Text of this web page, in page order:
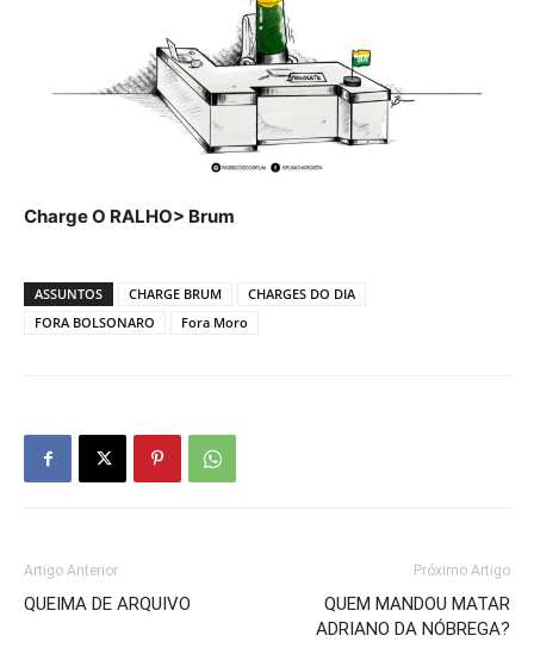
Charge O RALHO> Brum
ASSUNTOS CHARGE BRUM
CHARGES DO DIA
FORA BOLSONARO
Fora Moro
Artigo Anterior
QUEIMA DE ARQUIVO
Próximo Artigo
QUEM MANDOU MATAR
ADRIANO DA NÓBREGA?